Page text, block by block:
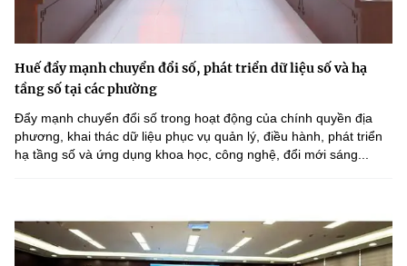
Huế đẩy mạnh chuyển đổi số, phát triển dữ liệu số và hạ
tầng số tại các phường
Đẩy mạnh chuyển đổi số trong hoạt động của chính quyền địa
phương, khai thác dữ liệu phục vụ quản lý, điều hành, phát triển
hạ tầng số và ứng dụng khoa học, công nghệ, đổi mới sáng...